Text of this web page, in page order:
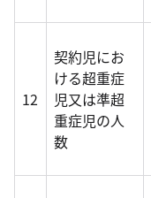
12
契約児にお
ける超重症
児又は準超
重症児の人
数